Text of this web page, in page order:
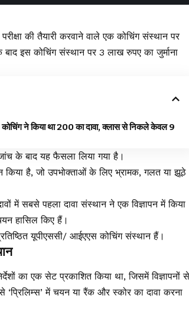
की तैयारी करवाने वाले एक कोचिंग संस्थान पर
बाद इस कोचिंग संस्थान पर 3 लाख रुपए का जुर्माना
कोचिंग ने किया था 200 का दावा, क्लास से निकले केवल 9
के बाद यह फैसला लिया गया है।
किया है, जो उपभोक्ताओं के लिए भ्रामक, गलत या झूठे
में सबसे पहला दावा संस्थान ने एक विज्ञापन में किया
हासिल किए हैं।
यूपीएससी/ आईएएस कोचिंग संस्थान हैं।
का एक सेट प्रकाशित किया था, जिसमें विज्ञापनों से
‘प्रिलिम्स’ में चयन या रैंक और स्कोर का दावा करना